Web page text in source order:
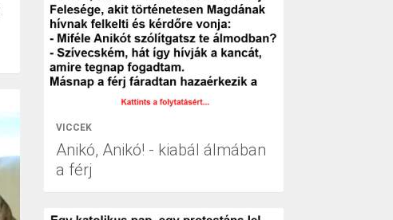
VICCEK
Anikó, Anikó! - kiabál álmában
a férj